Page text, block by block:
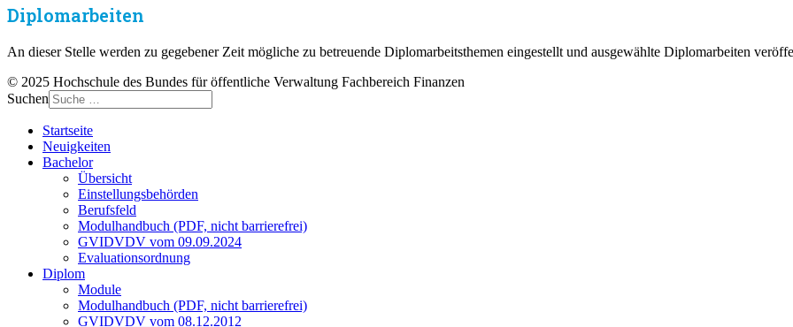
Diplomarbeiten
An dieser Stelle werden zu gegebener Zeit mögliche zu betreuende Diplomarbeitsthemen eingestellt und ausgewählte Diplomarbeiten
© 2025 Hochschule des Bundes für öffentliche Verwaltung Fachbereich Finanzen
Suchen
Startseite
Neuigkeiten
Bachelor
Übersicht
Einstellungsbehörden
Berufsfeld
Modulhandbuch (PDF, nicht barrierefrei)
GVIDVDV vom 09.09.2024
Evaluationsordnung
Diplom
Module
Modulhandbuch (PDF, nicht barrierefrei)
GVIDVDV vom 08.12.2012